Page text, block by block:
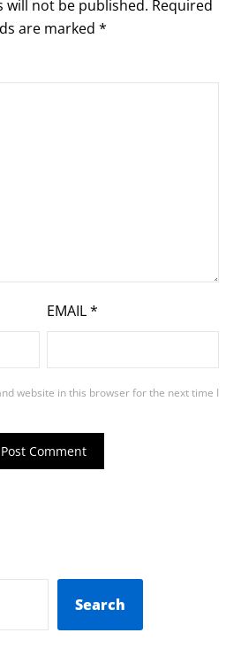
will not be published. Required
are marked *
EMAIL*
website in this browser for the next time I
Search